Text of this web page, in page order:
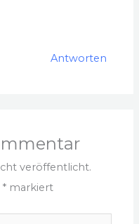
Antworten
veröffentlicht.
* markiert